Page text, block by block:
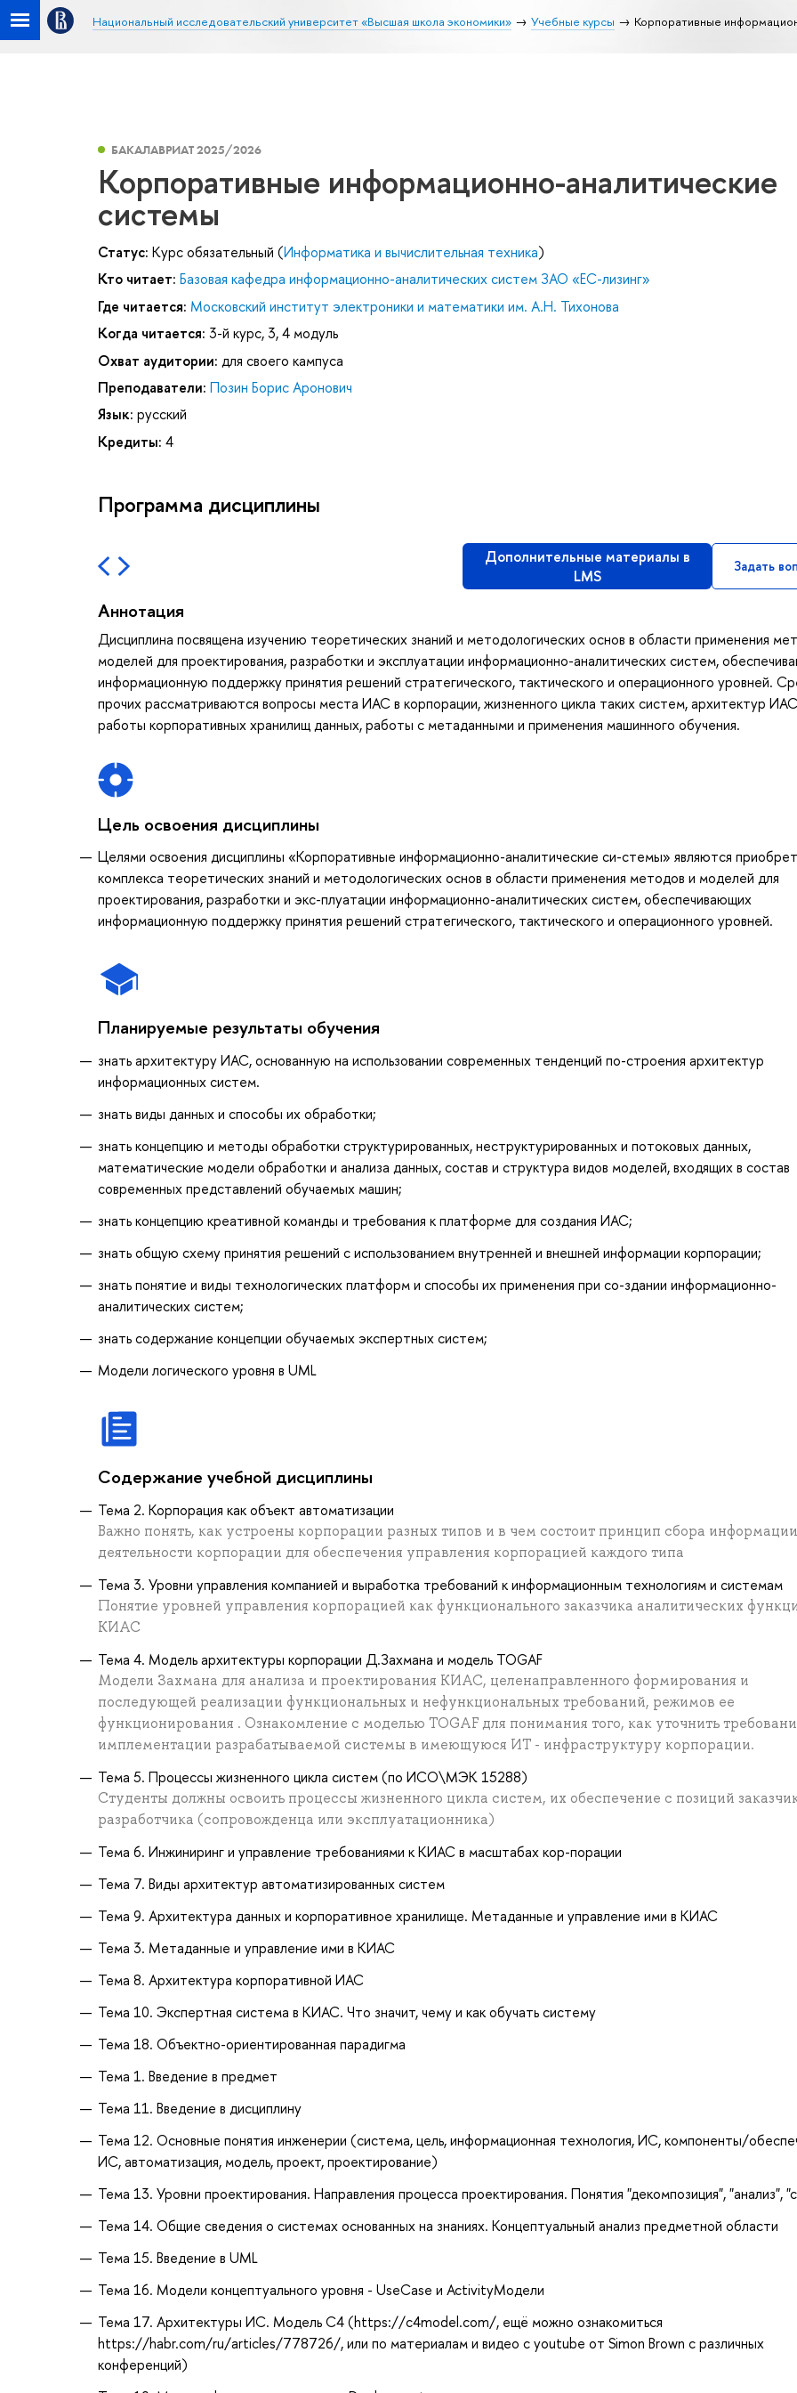
Национальный исследовательский университет «Высшая школа экономики» Учебные курсы Корпоративные
БАКАЛАВРИАТ 2025/2026
Корпоративные информационно-аналитические
системы
Статус: Курс обязательный (Информатика и вычислительная техника)
Кто читает: Базовая кафедра информационно-аналитических систем ЗАО «ЕС-лизинг»
Где читается: Московский институт электроники и математики им. А.Н. Тихонова
Когда читается: 3-й курс, 3, 4 модуль
Охват аудитории: для своего кампуса
Преподаватели: Позин Борис Аронович
Язык: русский
Кредиты: 4
Программа дисциплины
Дополнительные материалы в
LMS
Задать
Аннотация
Дисциплина посвящена изучению теоретических знаний и методологических основ в области применения
моделей для проектирования, разработки и эксплуатации информационно-аналитических систем,
информационную поддержку принятия решений стратегического, тактического и операционного уровней.
прочих рассматриваются вопросы места ИАС в корпорации, жизненного цикла таких систем, архитектур
работы корпоративных хранилищ данных, работы с метаданными и применения машинного обучения.
Цель освоения дисциплины
Целями освоения дисциплины «Корпоративные информационно-аналитические си-стемы» являются
комплекса теоретических знаний и методологических основ в области применения методов и моделей для
проектирования, разработки и экс-плуатации информационно-аналитических систем, обеспечивающих
информационную поддержку принятия решений стратегического, тактического и операционного уровней.
Планируемые результаты обучения
знать архитектуру ИАС, основанную на использовании современных тенденций по-строения архитектур
информационных систем.
знать виды данных и способы их обработки;
знать концепцию и методы обработки структурированных, неструктурированных и потоковых данных,
математические модели обработки и анализа данных, состав и структура видов моделей, входящих в состав
современных представлений обучаемых машин;
знать концепцию креативной команды и требования к платформе для создания ИАС;
знать общую схему принятия решений с использованием внутренней и внешней информации корпорации;
знать понятие и виды технологических платформ и способы их применения при со-здании информационно-
аналитических систем;
знать содержание концепции обучаемых экспертных систем;
Модели логического уровня в UML
Содержание учебной дисциплины
Тема 2. Корпорация как объект автоматизации
Важно понять, как устроены корпорации разных типов и в чем состоит принцип сбора
деятельности корпорации для обеспечения управления корпорацией каждого типа
Тема 3. Уровни управления компанией и выработка требований к информационным технологиям и системам
Понятие уровней управления корпорацией как функционального заказчика аналитических
КИАС
Тема 4. Модель архитектуры корпорации Д.Захмана и модель TOGAF
Модели Захмана для анализа и проектирования КИАС, целенаправленного формирования и
последующей реализации функциональных и нефункциональных требований, режимов ее
функционирования . Ознакомление с моделью TOGAF для понимания того, как уточнить
имплементации разрабатываемой системы в имеющуюся ИТ - инфраструктуру корпорации.
Тема 5. Процессы жизненного цикла систем (по ИСО\МЭК 15288)
Студенты должны освоить процессы жизненного цикла систем, их обеспечение с позиций
разработчика (сопровожденца или эксплуатационника)
Тема 6. Инжиниринг и управление требованиями к КИАС в масштабах кор-порации
Тема 7. Виды архитектур автоматизированных систем
Тема 9. Архитектура данных и корпоративное хранилище. Метаданные и управление ими в КИАС
Тема 3. Метаданные и управление ими в КИАС
Тема 8. Архитектура корпоративной ИАС
Тема 10. Экспертная система в КИАС. Что значит, чему и как обучать систему
Тема 18. Объектно-ориентированная парадигма
Тема 1. Введение в предмет
Тема 11. Введение в дисциплину
Тема 12. Основные понятия инженерии (система, цель, информационная технология, ИС, компоненты/
ИС, автоматизация, модель, проект, проектирование)
Тема 13. Уровни проектирования. Направления процесса проектирования. Понятия "декомпозиция", "анализ",
Тема 14. Общие сведения о системах основанных на знаниях. Концептуальный анализ предметной области
Тема 15. Введение в UML
Тема 16. Модели концептуального уровня - UseCase и ActivityМодели
Тема 17. Архитектуры ИС. Модель C4 (https://c4model.com/, ещё можно ознакомиться
https://habr.com/ru/articles/778726/, или по материалам и видео с youtube от Simon Brown с различных
конференций)